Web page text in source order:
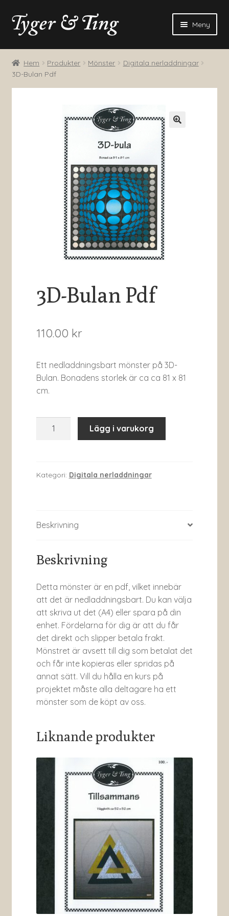
Hoppa
till
Hoppa
till
Meny
Blogg
Produkter
Hem Produkter Mönster
Digitala nerladdningar
3D-Bulan Pdf
3D-Bulan Pdf
110.00 kr
Ett nedladdningsbart mönster på 3D-
Bulan. Bonadens storlek är ca ca 81 x 81
cm.
Lägg i varukorg
Kategori: Digitala nerladdningar
Beskrivning
Beskrivning
Detta mönster är en pdf, vilket innebär
att det är nedladdningsbart. Du kan välja
att skriva ut det (A4) eller spara på din
enhet. Fördelarna för dig är att du får
det direkt och slipper betala frakt.
Mönstret är avsett till dig som betalat det
och får inte kopieras eller spridas på
annat sätt. Vill du hålla en kurs på
projektet måste alla deltagare ha ett
mönster som de köpt av oss.
Liknande produkter